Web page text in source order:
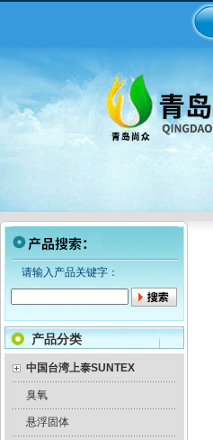
请输入产品关键字：
产品分类
中国台湾上泰SUNTEX
臭氧
悬浮固体
工业在线ph/orp计变送器 美国米顿罗